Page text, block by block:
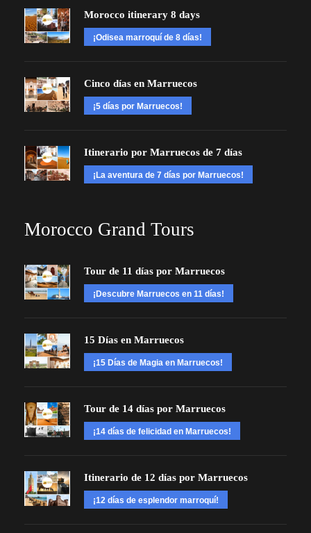
Morocco itinerary 8 days
¡Odisea marroquí de 8 días!
Cinco días en Marruecos
¡5 días por Marruecos!
Itinerario por Marruecos de 7 días
¡La aventura de 7 días por Marruecos!
Morocco Grand Tours
Tour de 11 días por Marruecos
¡Descubre Marruecos en 11 días!
15 Días en Marruecos
¡15 Días de Magia en Marruecos!
Tour de 14 días por Marruecos
¡14 días de felicidad en Marruecos!
Itinerario de 12 días por Marruecos
¡12 días de esplendor marroquí!